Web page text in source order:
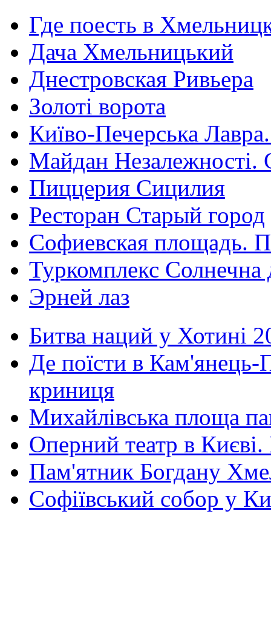
Где поесть в
Дача Хмельницький
Днестровская Ривьера
Золоті ворота
Київо-Печерська
Майдан Незалежності.
Пиццерия Сицилия
Ресторан Старый город
Софиевская площадь.
Туркомплекс Солнечна
Эрней лаз
Битва наций у Хотині
Де поїсти в Кам'янець-
криниця
Михайлівська площа
Оперний театр в
Пам'ятник Богдану
Софіївський собор у